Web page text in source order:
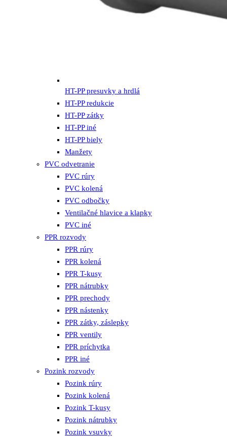
HT-PP presuvky a hrdlá
HT-PP redukcie
HT-PP zátky
HT-PP iné
HT-PP biely
Manžety
PVC odvetranie
PVC rúry
PVC kolená
PVC odbočky
Ventilačné hlavice a klapky
PVC iné
PPR rozvody
PPR rúry
PPR kolená
PPR T-kusy
PPR nátrubky
PPR prechody
PPR nástenky
PPR zátky, záslepky
PPR ventily
PPR príchytka
PPR iné
Pozink rozvody
Pozink rúry
Pozink kolená
Pozink T-kusy
Pozink nátrubky
Pozink vsuvky